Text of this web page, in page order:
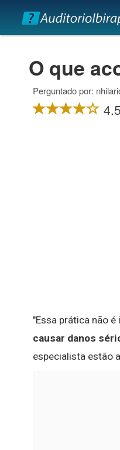
O que
Perguntado por:
"Essa prática não
causar danos
especialista estão